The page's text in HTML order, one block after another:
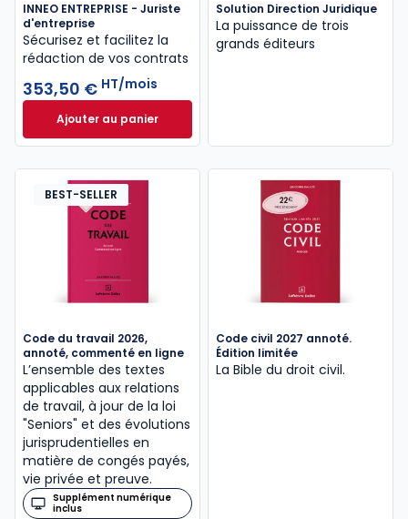
INNEO ENTREPRISE - Juriste
d'entreprise
Sécurisez et facilitez la
rédaction de vos contrats
353,50 € HT/mois
Ajouter au panierINNEO ENTREPRISE - Juriste d'entreprise à 353,50 €
Solution Direction Juridique
La puissance de trois
grands éditeurs
BEST-SELLER
Code du travail 2026,
annoté, commenté en ligne
L’ensemble des textes
applicables aux relations
de travail, à jour de la loi
"Seniors" et des évolutions
jurisprudentielles en
matière de congés payés,
vie privée et preuve.
Supplément numérique
inclus
Code civil 2027 annoté.
Édition limitée
La Bible du droit civil.